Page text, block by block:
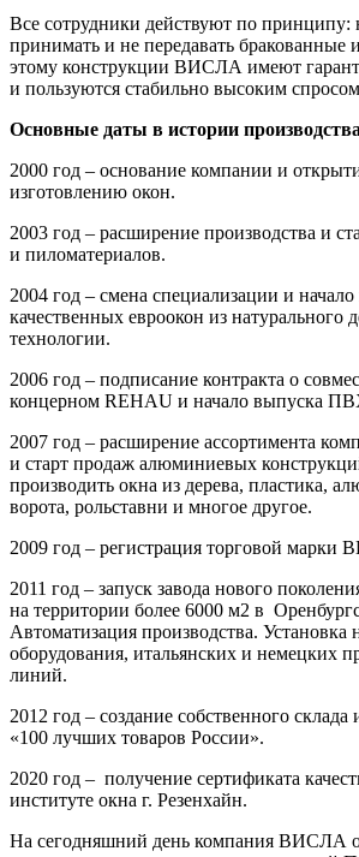
Все сотрудники действуют по принципу:
принимать и не передавать бракованные
этому конструкции ВИСЛА имеют
и пользуются стабильно высоким
Основные даты в истории производства
2000 год – основание компании и
изготовлению окон.
2003 год – расширение производства и
и пиломатериалов.
2004 год – смена специализации и
качественных евроокон из натурального
технологии.
2006 год – подписание контракта о
концерном REHAU и начало выпуска
2007 год – расширение ассортимента
и старт продаж алюминиевых
производить окна из дерева, пластика,
ворота, рольставни и многое другое.
2009 год – регистрация торговой марки
2011 год – запуск завода нового
на территории более 6000 м2 в
Автоматизация производства. Установка
оборудования, итальянских и немецких
линий.
2012 год – создание собственного склада
«100 лучших товаров России».
2020 год – получение сертификата
институте окна г. Резенхайн.
На сегодняшний день компания ВИСЛА